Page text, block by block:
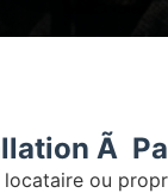
Ã
ou